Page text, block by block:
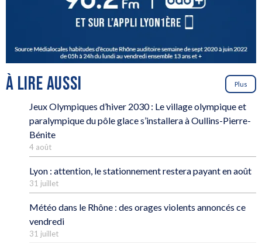
À LIRE AUSSI Plus
Jeux Olympiques d’hiver 2030 : Le village olympique et
paralympique du pôle glace s’installera à Oullins-Pierre-
Bénite
4 août
Lyon : attention, le stationnement restera payant en août
31 juillet
Météo dans le Rhône : des orages violents annoncés ce
vendredi
31 juillet